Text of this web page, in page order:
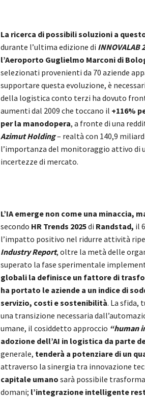
La ricerca di possibili soluzioni a
durante l’ultima edizione di INNOVALAB
l’Aeroporto Guglielmo Marconi di
selezionati provenienti da 70 aziende
supportare questa evoluzione, è
della logistica conto terzi ha dovuto
aumenti dal 2009 che toccano il +116%
per la manodopera, a fronte di una
Azimut Holding– realtà con 140,9
l’importanza del monitoraggio attivo di
incertezze di mercato.
L’IA emerge non come una minaccia,
secondo HR Trends 2025di Randstad, il
l’impatto positivo nel ridurre attività
Industry Report, oltre la metà delle
superato la fase sperimentale
globali la definisce un fattore di
ha portato le aziende a un indice di
servizio, costi e sostenibilità. La sfida,
una transizione necessaria
umane, il cosiddetto approccio “human
adozione dell’AI in logistica da parte
generale, tenderà a potenziare di un
attraverso la sinergia tra innovazione
capitale umano sarà possibile
domani; l’integrazione intelligente